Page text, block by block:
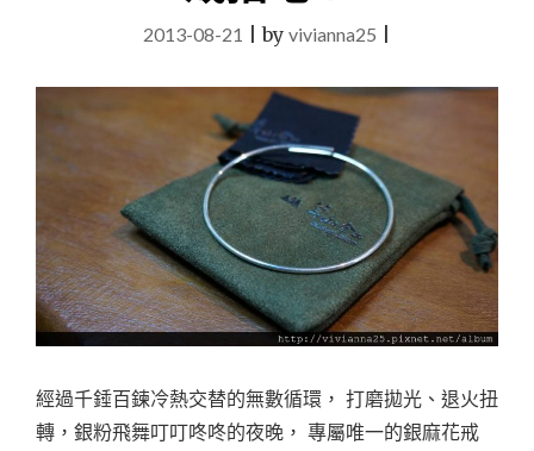
2013-08-21 |by vivianna25
經過千錘百鍊冷熱交替的無數循環， 打磨拋光、退火扭
轉，銀粉飛舞叮叮咚咚的夜晚， 專屬唯一的銀麻花戒